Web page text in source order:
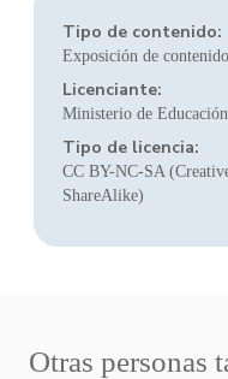
Tipo de contenido:
Exposición de
Licenciante:
Ministerio de
Tipo de licencia:
CC BY-NC-SA
ShareAlike)
Otras personas